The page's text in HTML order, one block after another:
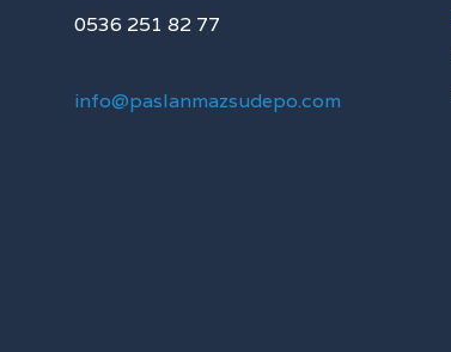
0536 251 82 77
info@paslanmazsudepo.com